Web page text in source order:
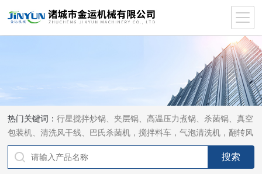
热门关键词：行星搅拌炒锅、夹层锅、高温压力煮锅、杀菌锅、真空
包装机、清洗风干线、巴氏杀菌机，搅拌料车，气泡清洗机，翻转风
干机